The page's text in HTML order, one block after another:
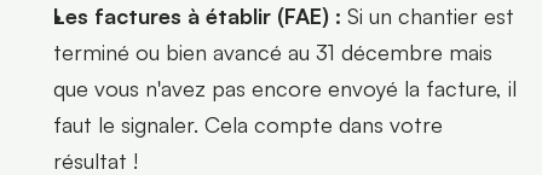
Les factures à établir (FAE) : Si un chantier est
terminé ou bien avancé au 31 décembre mais
que vous n'avez pas encore envoyé la facture, il
faut le signaler. Cela compte dans votre
résultat !